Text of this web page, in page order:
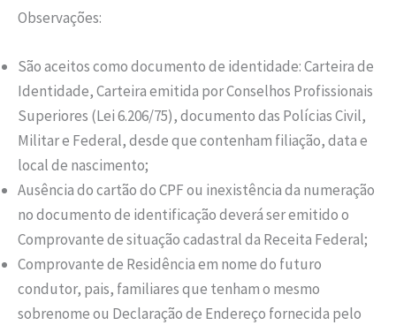
Observações:
São aceitos como documento de identidade: Carteira de
Identidade, Carteira emitida por Conselhos Profissionais
Superiores (Lei 6.206/75), documento das Polícias Civil,
Militar e Federal, desde que contenham filiação, data e
local de nascimento;
Ausência do cartão do CPF ou inexistência da numeração
no documento de identificação deverá ser emitido o
Comprovante de situação cadastral da Receita Federal;
Comprovante de Residência em nome do futuro
condutor, pais, familiares que tenham o mesmo
sobrenome ou Declaração de Endereço fornecida pelo